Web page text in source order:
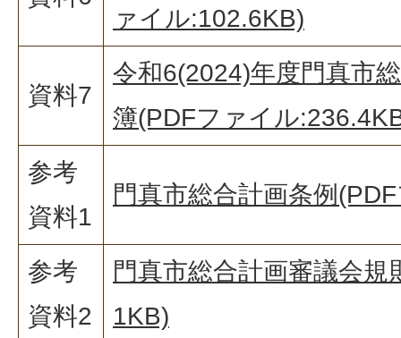
ァイル:102.6KB)
資料7
令和6(2024)年度門真市
簿(PDFファイル
参考
資料1
門真市総合計画条例
参考
資料2
門真市総合計画審議会
1KB)